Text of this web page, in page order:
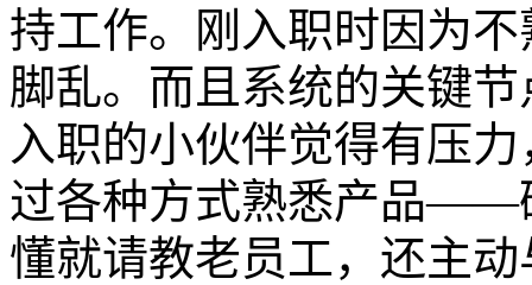
持工作。刚入职时因为
脚乱。而且系统的关键
入职的小伙伴觉得有压
过各种方式熟悉产品——
懂就请教老员工，还主